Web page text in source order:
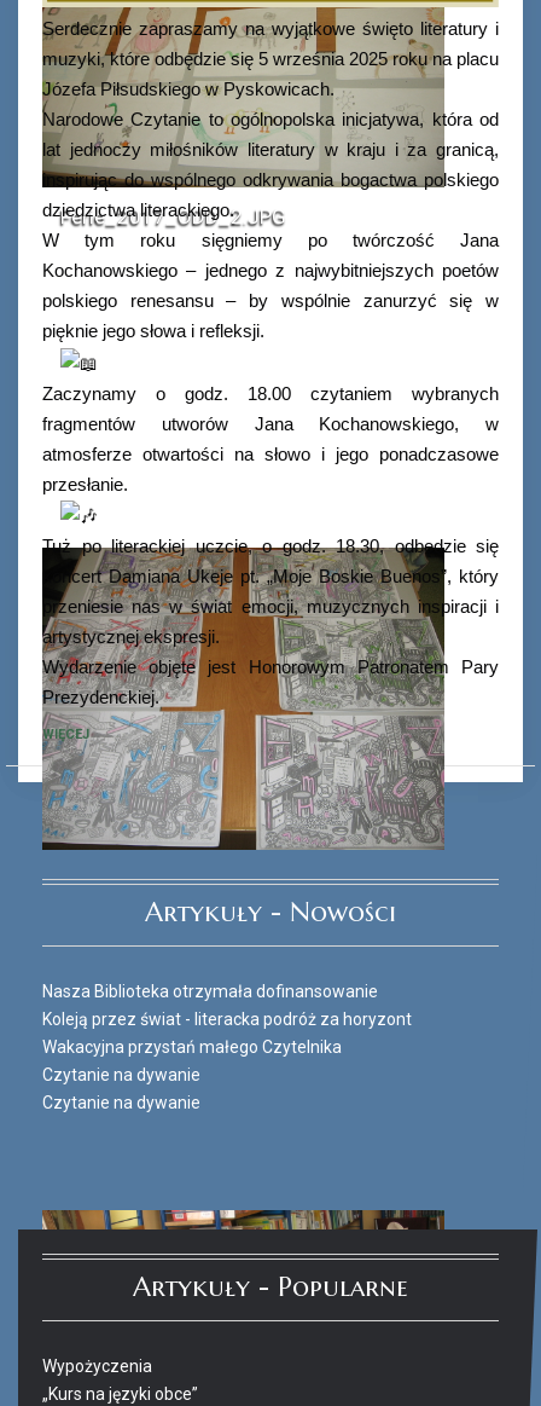
Ferie_2017_ODD_2.JPG
Ferie_2017_ODD_3.JPG
Serdecznie zapraszamy na wyjątkowe święto literatury i
muzyki, które odbędzie się 5 września 2025 roku na placu
Józefa Piłsudskiego w Pyskowicach.
Narodowe Czytanie to ogólnopolska inicjatywa, która od
lat jednoczy miłośników literatury w kraju i za granicą,
inspirując do wspólnego odkrywania bogactwa polskiego
dziedzictwa literackiego.
W tym roku sięgniemy po twórczość Jana
Kochanowskiego – jednego z najwybitniejszych poetów
polskiego renesansu – by wspólnie zanurzyć się w
pięknie jego słowa i refleksji.
Zaczynamy o godz. 18.00 czytaniem wybranych
fragmentów utworów Jana Kochanowskiego, w
atmosferze otwartości na słowo i jego ponadczasowe
przesłanie.
Tuż po literackiej uczcie, o godz. 18.30, odbędzie się
koncert Damiana Ukeje pt. „Moje Boskie Buenos”, który
przeniesie nas w świat emocji, muzycznych inspiracji i
artystycznej ekspresji.
Wydarzenie objęte jest Honorowym Patronatem Pary
Prezydenckiej.
WIĘCEJ
Artykuły - Nowości
Nasza Biblioteka otrzymała dofinansowanie
Koleją przez świat - literacka podróż za horyzont
Wakacyjna przystań małego Czytelnika
Czytanie na dywanie
Czytanie na dywanie
Artykuły - Popularne
Wypożyczenia
„Kurs na języki obce”